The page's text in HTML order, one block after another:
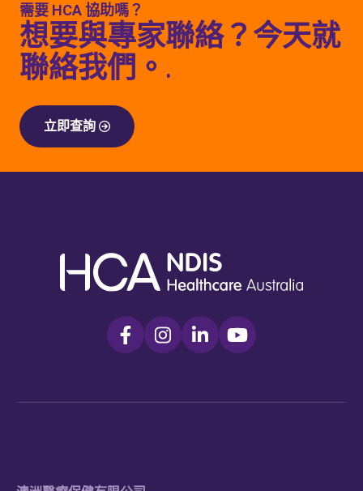
需要 HCA 協助嗎？
想要與專家聯絡？今天就
聯絡我們。.
立即查詢